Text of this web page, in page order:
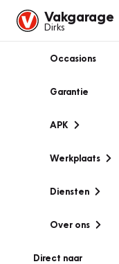
Vakgarage
Dirks
Occasions
Garantie
APK
Werkplaats
Diensten
Over ons
Direct naar